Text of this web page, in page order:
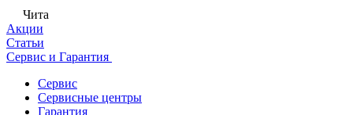
Чита
Акции
Статьи
Сервис и Гарантия
Сервис
Сервисные центры
Гарантия